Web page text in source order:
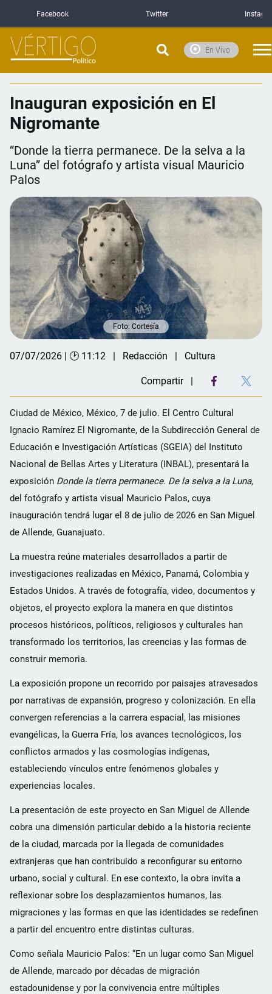
Facebook Twitter
En Vivo
Inauguran exposición en El
Nigromante
“Donde la tierra permanece. De la selva a la
Luna” del fotógrafo y artista visual Mauricio
Palos
Foto: Cortesía
07/07/2026 | 🕑 11:12 Redacción Cultura
Compartir
Ciudad de México, México, 7 de julio. El Centro Cultural
Ignacio Ramírez El Nigromante, de la Subdirección General de
Educación e Investigación Artísticas (SGEIA) del Instituto
Nacional de Bellas Artes y Literatura (INBAL), presentará la
exposición Donde la tierra permanece. De la selva a la Luna,
del fotógrafo y artista visual Mauricio Palos, cuya
inauguración tendrá lugar el 8 de julio de 2026 en San Miguel
de Allende, Guanajuato.
La muestra reúne materiales desarrollados a partir de
investigaciones realizadas en México, Panamá, Colombia y
Estados Unidos. A través de fotografía, video, documentos y
objetos, el proyecto explora la manera en que distintos
procesos históricos, políticos, religiosos y culturales han
transformado los territorios, las creencias y las formas de
construir memoria.
La exposición propone un recorrido por paisajes atravesados
por narrativas de expansión, progreso y colonización. En ella
convergen referencias a la carrera espacial, las misiones
evangélicas, la Guerra Fría, los avances tecnológicos, los
conflictos armados y las cosmologías indígenas,
estableciendo vínculos entre fenómenos globales y
experiencias locales.
La presentación de este proyecto en San Miguel de Allende
cobra una dimensión particular debido a la historia reciente
de la ciudad, marcada por la llegada de comunidades
extranjeras que han contribuido a reconfigurar su entorno
urbano, social y cultural. En ese contexto, la obra invita a
reflexionar sobre los desplazamientos humanos, las
migraciones y las formas en que las identidades se redefinen
a partir del encuentro entre distintas culturas.
Como señala Mauricio Palos: “En un lugar como San Miguel
de Allende, marcado por décadas de migración
estadounidense y por la convivencia entre múltiples